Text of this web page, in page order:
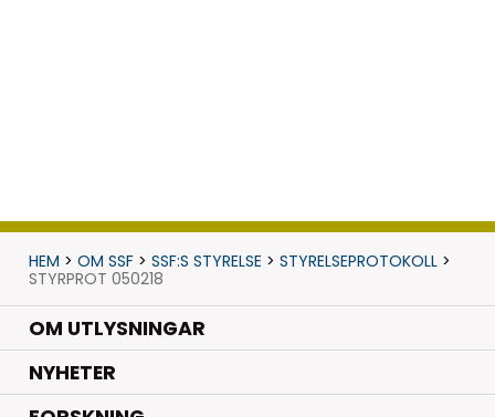
HEM > OM SSF> SSF:S STYRELSE > STYRELSEPROTOKOLL>
STYRPROT 050218
OM UTLYSNINGAR
NYHETER.